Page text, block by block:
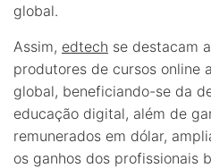
global.
Assim, edtech se destacam
produtores de cursos online
global, beneficiando-se da
educação digital, além de
remunerados em dólar,
os ganhos dos profissionais